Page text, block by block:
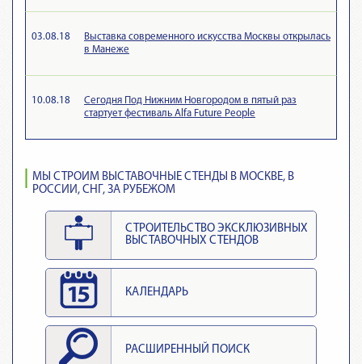
03.08.18
Выставка современного искусства Москвы открылась
в Манеже
10.08.18
Сегодня Под Нижним Новгородом в пятый раз
стартует фестиваль Alfa Future People
МЫ СТРОИМ ВЫСТАВОЧНЫЕ СТЕНДЫ В МОСКВЕ, В
РОССИИ, СНГ, ЗА РУБЕЖОМ
СТРОИТЕЛЬСТВО ЭКСКЛЮЗИВНЫХ
ВЫСТАВОЧНЫХ СТЕНДОВ
КАЛЕНДАРЬ
РАСШИРЕННЫЙ ПОИСК